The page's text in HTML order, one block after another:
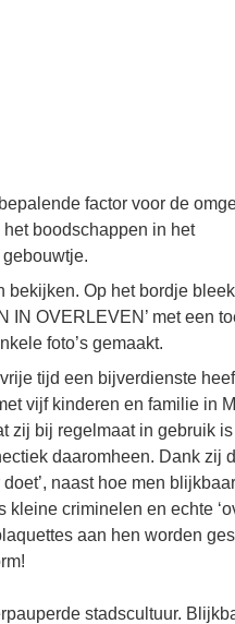
factor voor de
boodschappen in het
bekijken. Op het bordje
IN OVERLEVEN’ met een
foto’s gemaakt.
tijd een bijverdienste
vijf kinderen en familie in
zij bij regelmaat in gebruik
daaromheen. Dank zij
naast hoe men
criminelen en echte
aan hen worden
stadscultuur.